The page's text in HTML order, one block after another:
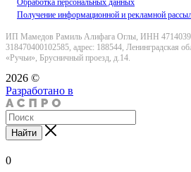
Обработка персональных данных
Получение информационной и рекламной
ИП Мамедов Рамиль Алифага Оглы, ИНН
318470400102585, адрес: 188544, Ленинградская
«Ручьи», Брусничный проезд, д.14.
2026 ©
Разработано в
Найти
0